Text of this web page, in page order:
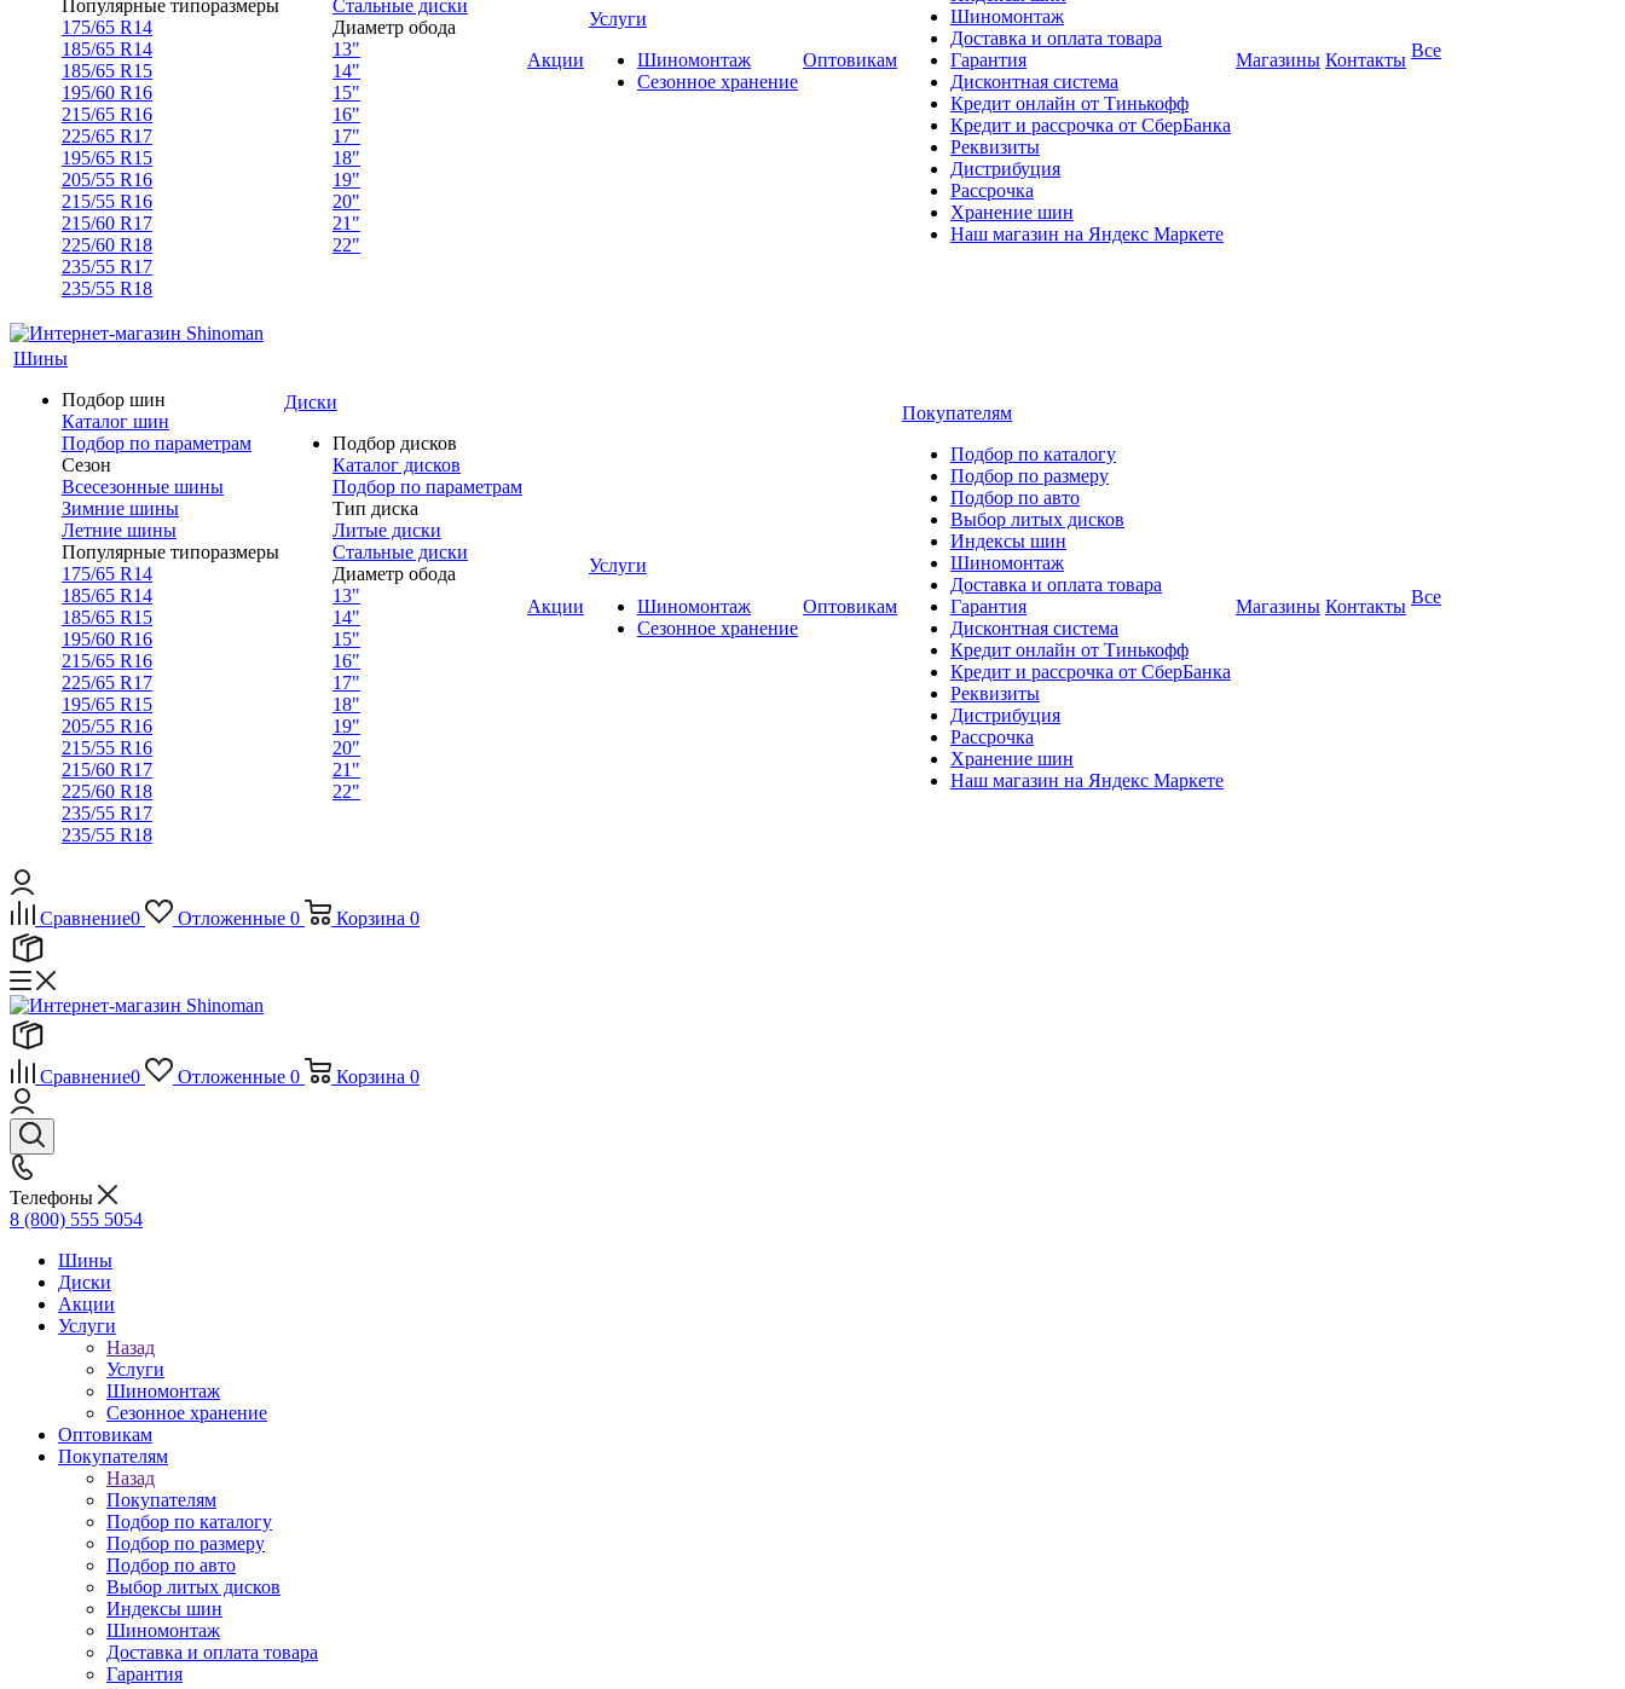
Популярные типоразмеры
175/65 R14
185/65 R14
185/65 R15
195/60 R16
215/65 R16
225/65 R17
195/65 R15
205/55 R16
215/55 R16
215/60 R17
225/60 R18
235/55 R17
235/55 R18
Стальные диски
Диаметр обода
13"
14"
15"
16"
17"
18"
19"
20"
21"
22"
Акции
Услуги
Шиномонтаж
Сезонное хранение
Оптовикам
Шиномонтаж
Доставка и оплата товара
Гарантия
Дисконтная система
Кредит онлайн от Тинькофф
Кредит и рассрочка от СберБанка
Реквизиты
Дистрибуция
Рассрочка
Хранение шин
Наш магазин на Яндекс Маркете
Магазины Контакты Все
Шины
Подбор шин
Каталог шин
Подбор по параметрам
Сезон
Всесезонные шины
Зимние шины
Летние шины
Популярные типоразмеры
175/65 R14
185/65 R14
185/65 R15
195/60 R16
215/65 R16
225/65 R17
195/65 R15
205/55 R16
215/55 R16
215/60 R17
225/60 R18
235/55 R17
235/55 R18
Диски
Подбор дисков
Каталог дисков
Подбор по параметрам
Тип диска
Литые диски
Стальные диски
Диаметр обода
13"
14"
15"
16"
17"
18"
19"
20"
21"
22"
Акции
Услуги
Шиномонтаж
Сезонное хранение
Оптовикам
Покупателям
Подбор по каталогу
Подбор по размеру
Подбор по авто
Выбор литых дисков
Индексы шин
Шиномонтаж
Доставка и оплата товара
Гарантия
Дисконтная система
Кредит онлайн от Тинькофф
Кредит и рассрочка от СберБанка
Реквизиты
Дистрибуция
Рассрочка
Хранение шин
Наш магазин на Яндекс Маркете
Магазины Контакты Все
Сравнение0 Отложенные 0 Корзина 0
Сравнение0 Отложенные 0 Корзина 0
Телефоны
8 (800) 555 5054
Шины
Диски
Акции
Услуги
Назад
Услуги
Шиномонтаж
Сезонное хранение
Оптовикам
Покупателям
Назад
Покупателям
Подбор по каталогу
Подбор по размеру
Подбор по авто
Выбор литых дисков
Индексы шин
Шиномонтаж
Доставка и оплата товара
Гарантия